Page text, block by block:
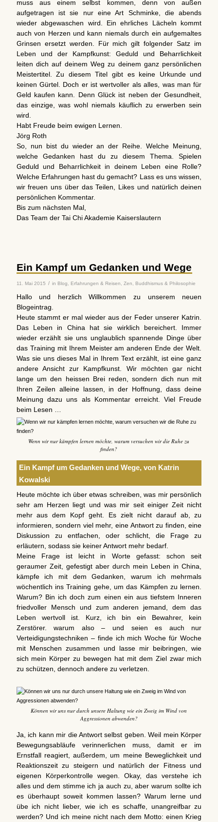
muss aus einem selbst kommen, denn von außen
aufgetragen ist sie nur eine Art Schminke, die abends
wieder abgewaschen wird. Ein ehrliches Lächeln kommt
auch von Herzen und kann niemals durch ein aufgemaltes
Grinsen ersetzt werden. Für mich gilt folgender Satz im
Leben und der Kampfkunst: Geduld und Beharrlichkeit
leiten dich auf deinem Weg zu deinem ganz persönlichen
Meistertitel. Zu diesem Titel gibt es keine Urkunde und
keinen Gürtel. Doch er ist wertvoller als alles, was man für
Geld kaufen kann. Denn Glück ist neben der Gesundheit,
das einzige, was wohl niemals käuflich zu erwerben sein
wird.
Habt Freude beim ewigen Lernen.
Jörg Roth
So, nun bist du wieder an der Reihe. Welche Meinung,
welche Gedanken hast du zu diesem Thema. Spielen
Geduld und Beharrlichkeit in deinem Leben eine Rolle?
Welche Erfahrungen hast du gemacht? Lass es uns wissen,
wir freuen uns über das Teilen, Likes und natürlich deinen
persönlichen Kommentar.
Bis zum nächsten Mal,
Das Team der Tai Chi Akademie Kaiserslautern
Ein Kampf um Gedanken und Wege
11. Mai 2015 / in Blog, Erfahrungen & Reisen, Zen, Buddhismus & Philosophie
Hallo und herzlich Willkommen zu unserem neuen
Blogeintrag.
Heute stammt er mal wieder aus der Feder unserer Katrin.
Das Leben in China hat sie wirklich bereichert. Immer
wieder erzählt sie uns unglaublich spannende Dinge über
das Training mit Ihrem Meister am anderen Ende der Welt.
Was sie uns dieses Mal in Ihrem Text erzählt, ist eine ganz
andere Ansicht zur Kampfkunst. Wir möchten gar nicht
lange um den heissen Brei reden, sondern dich nun mit
Ihren Zeilen alleine lassen, in der Hoffnung, dass deine
Meinung dazu uns als Kommentar erreicht. Viel Freude
beim Lesen …
Wenn wir nur kämpfen lernen möchte, warum versuchen wir die Ruhe zu
finden?
Ein Kampf um Gedanken und Wege, von Katrin
Kowalski
Heute möchte ich über etwas schreiben, was mir persönlich
sehr am Herzen liegt und was mir seit einiger Zeit nicht
mehr aus dem Kopf geht. Es zielt nicht darauf ab, zu
informieren, sondern viel mehr, eine Antwort zu finden, eine
Diskussion zu entfachen, oder schlicht, die Frage zu
erläutern, sodass sie keiner Antwort mehr bedarf.
Meine Frage ist leicht in Worte gefasst: schon seit
geraumer Zeit, gefestigt aber durch mein Leben in China,
kämpfe ich mit dem Gedanken, warum ich mehrmals
wöchentlich ins Training gehe, um das Kämpfen zu lernen.
Warum? Bin ich doch zum einen ein aus tiefstem Inneren
friedvoller Mensch und zum anderen jemand, dem das
Leben wertvoll ist. Kurz, ich bin ein Bewahrer, kein
Zerstörer. warum also – und seien es auch nur
Verteidigungstechniken – finde ich mich Woche für Woche
mit Menschen zusammen und lasse mir beibringen, wie
sich mein Körper zu bewegen hat mit dem Ziel zwar mich
zu schützen, dennoch andere zu verletzen.
Können wir uns nur durch unsere Haltung wie ein Zweig im Wind von
Aggressionen abwenden?
Ja, ich kann mir die Antwort selbst geben. Weil mein Körper
Bewegungsabläufe verinnerlichen muss, damit er im
Ernstfall reagiert, außerdem, um meine Beweglichkeit und
Reaktionszeit zu steigern und natürlich der Fitness und
eigenen Körperkontrolle wegen. Okay, das verstehe ich
alles und dem stimme ich ja auch zu, aber warum sollte ich
es überhaupt soweit kommen lassen? Warum lerne und
übe ich nicht lieber, wie ich es schaffe, unangreifbar zu
werden? Und ich meine nicht nach dem Motto: einen Krieg